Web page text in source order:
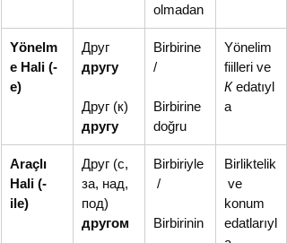
olmadan
Yönelm
e Hali (-
e)
Друг
другу
Друг (к)
другу
Birbirine
/
Birbirine
doğru
Yönelim
fiilleri ve
К edatıyl
a
Araçlı
Hali (-
ile)
Друг (с,
за, над,
под)
другом
Birbiriyle
/
Birbirinin
Birliktelik
ve
konum
edatlarıyl